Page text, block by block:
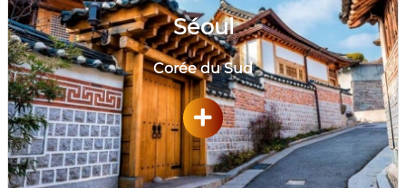
Séoul
Corée du Sud